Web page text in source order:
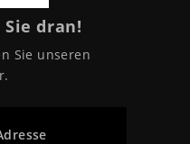
dran!
Sie unseren